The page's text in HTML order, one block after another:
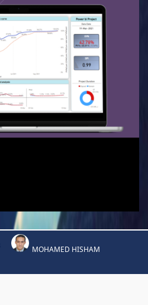
MOHAMED HISHAM